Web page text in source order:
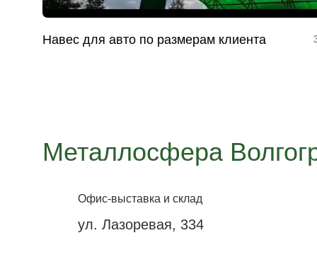
Навес для авто по размерам клиента
Металлосфера
Офис-выставка и склад
ул. Лазоревая, 334